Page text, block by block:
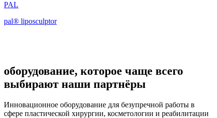
PAL
pal® liposculptor
оборудование, которое чаще всего
выбирают наши партнёры
Инновационное оборудование для безупречной работы в
сфере пластической хирургии, косметологии и реабилитации